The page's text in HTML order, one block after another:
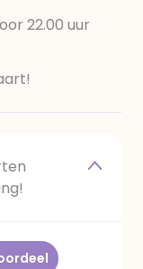
22.00 uur